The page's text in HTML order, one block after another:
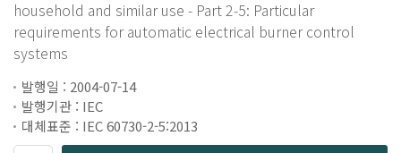
household and similar use - Part 2-5: Particular
requirements for automatic electrical burner control
systems
발행일 : 2004-07-14
발행기관 : IEC
대체표준 : IEC 60730-2-5:2013